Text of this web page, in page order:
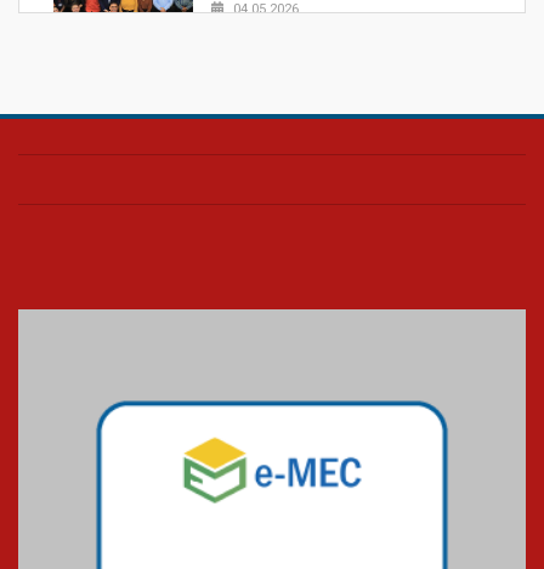
04.05.2026
Confira como foi o culto mensal
Mackenzie mobiliza campanha
solidária para apoiar famílias em
Minas Gerais